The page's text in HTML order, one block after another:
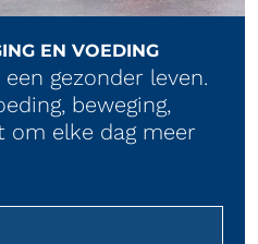
EN VOEDING
gezonder leven.
beweging,
om elke dag meer